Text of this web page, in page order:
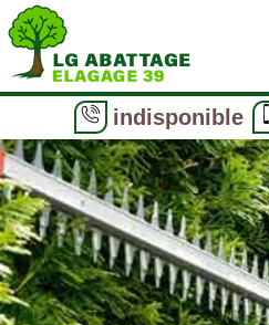
indisponible